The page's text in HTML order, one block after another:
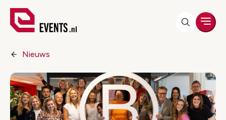
Nieuws